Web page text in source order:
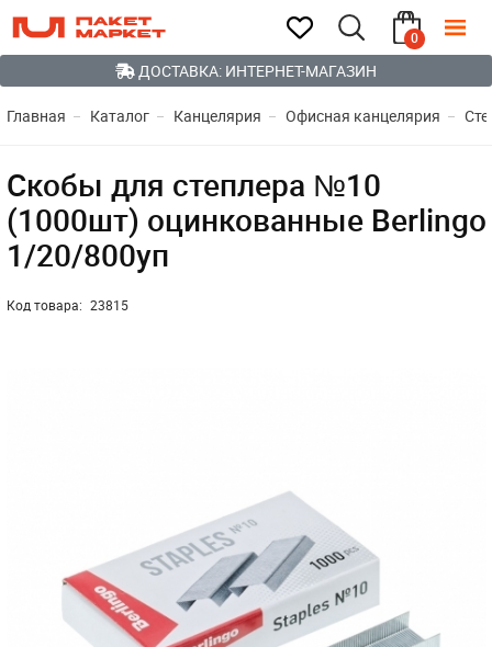
0
ДОСТАВКА: ИНТЕРНЕТ-МАГАЗИН
Главная Каталог Канцелярия Офисная канцелярия
Скобы для степлера №10
(1000шт) оцинкованные Berlingo
1/20/800уп
Код товара: 23815